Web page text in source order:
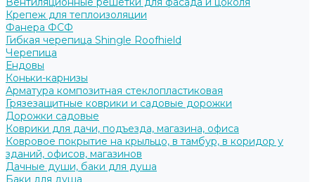
Крепеж для теплоизоляции
Фанера ФСФ
Гибкая черепица Shingle Roofhield
Черепица
Ендовы
Коньки-карнизы
Арматура композитная стеклопластиковая
Грязезащитные коврики и садовые дорожки
Дорожки садовые
Коврики для дачи, подъезда, магазина, офиса
Ковровое покрытие на крыльцо, в тамбур, в коридор у
зданий, офисов, магазинов
Дачные души, баки для душа
Баки для душа